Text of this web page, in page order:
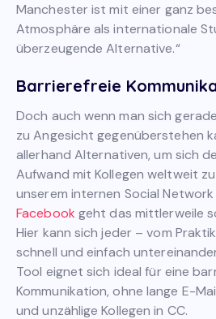
Manchester ist mit einer ganz
Atmosphäre als internationale
überzeugende Alternative.“
Barrierefreie
Doch auch wenn man sich
zu Angesicht gegenüberstehen
allerhand Alternativen, um sich
Aufwand mit Kollegen weltweit
unserem internen Social
Facebook geht das mittlerweile
Hier kann sich jeder – vom
schnell und einfach
Tool eignet sich ideal für eine
Kommunikation, ohne lange E-
und unzählige Kollegen in CC.